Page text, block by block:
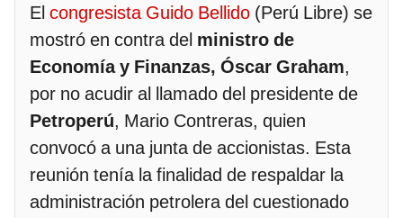
El congresista Guido Bellido (Perú Libre) se
mostró en contra del ministro de
Economía y Finanzas, Óscar Graham,
por no acudir al llamado del presidente de
Petroperú, Mario Contreras, quien
convocó a una junta de accionistas. Esta
reunión tenía la finalidad de respaldar la
administración petrolera del cuestionado